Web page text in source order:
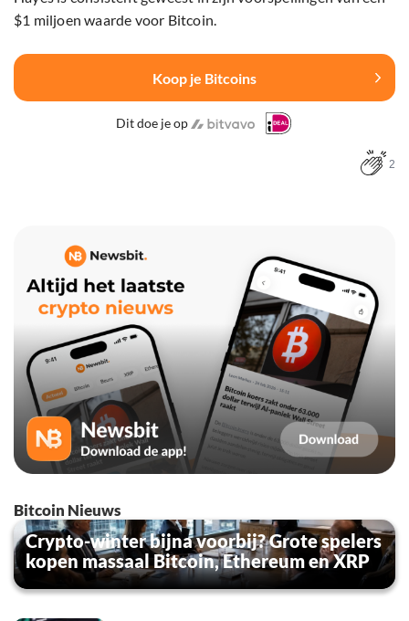
$1 miljoen waarde voor Bitcoin.
Koop je Bitcoins
Dit doe je op
2
Bitcoin Nieuws
Crypto-winter bijna voorbij? Grote spelers
kopen massaal Bitcoin, Ethereum en XRP